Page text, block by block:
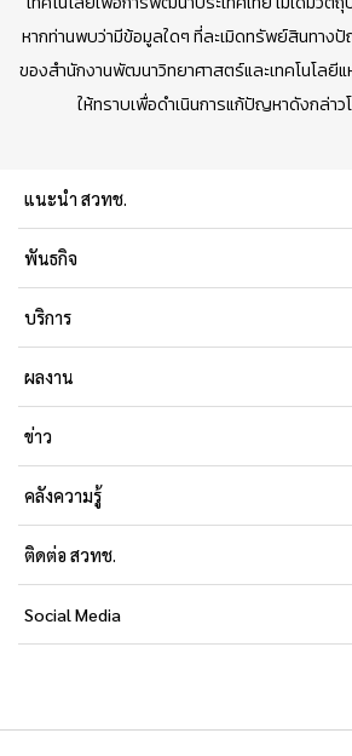
หากท่านพบว่ามีข้อมูลใดๆ ที่ละเมิดทรัพย์สินทาง
ของสำนักงานพัฒนาวิทยาศาสตร์และเทคโนโลยี
ให้ทราบเพื่อดำเนินการแก้ปัญหาดังกล่าว
แนะนำ สวทช.
พันธกิจ
บริการ
ผลงาน
ข่าว
คลังความรู้
ติดต่อ สวทช.
Social Media